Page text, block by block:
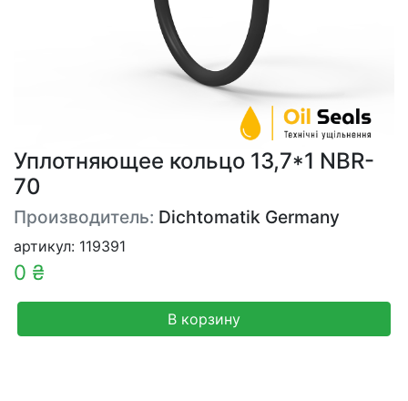
Уплотняющее кольцо 13,7*1 NBR-
70
Производитель: Dichtomatik Germany
артикул: 119391
0 ₴
В корзину